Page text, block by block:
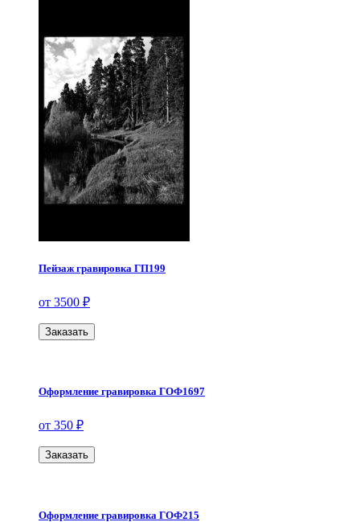
Пейзаж гравировка ГП199
от 3500 ₽
Заказать
Оформление гравировка ГОФ1697
от 350 ₽
Заказать
Оформление гравировка ГОФ215